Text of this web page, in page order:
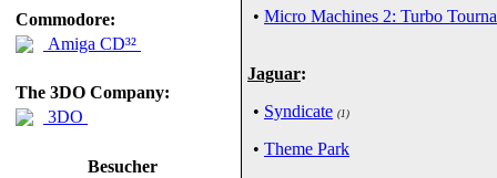
Commodore:
Amiga CD³²
The 3DO Company:
3DO
Besucher
• Micro Machines 2: Turbo
Jaguar:
• Syndicate (1)
• Theme Park